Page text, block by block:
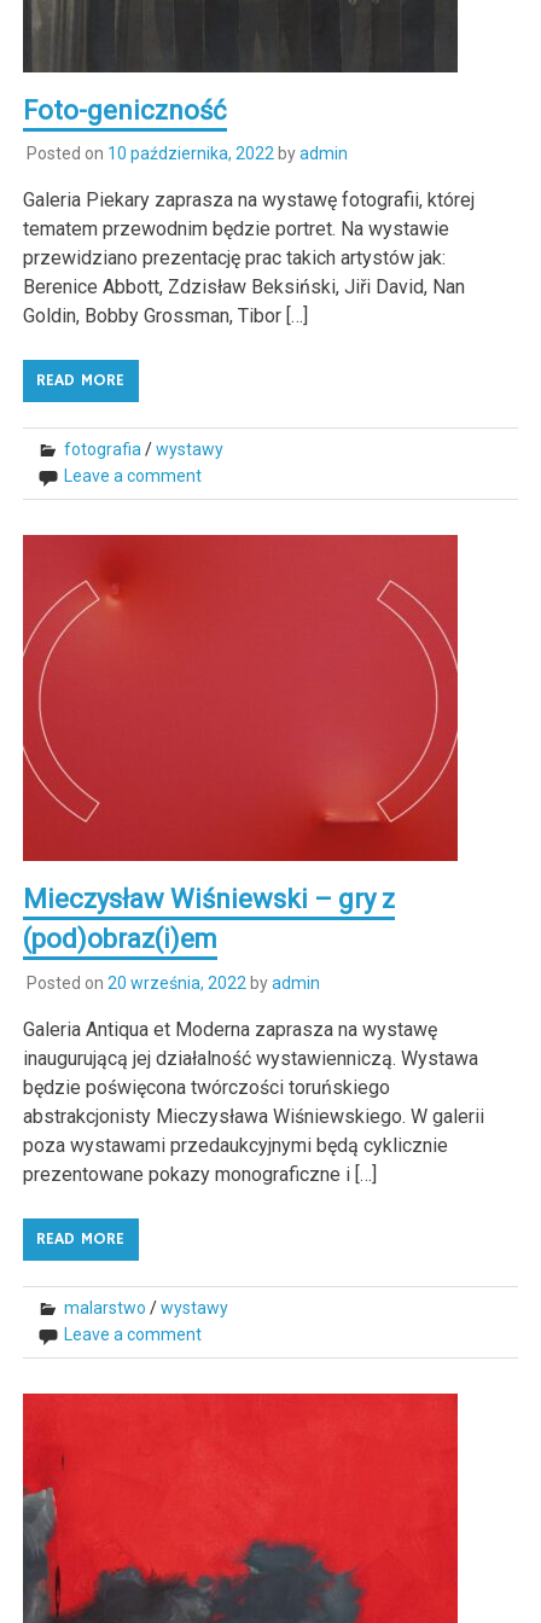
Foto-geniczność
Posted on 10 października, 2022byadmin
Galeria Piekary zaprasza na wystawę fotografii, której
tematem przewodnim będzie portret. Na wystawie
przewidziano prezentację prac takich artystów jak:
Berenice Abbott, Zdzisław Beksiński, Jiři David, Nan
Goldin, Bobby Grossman, Tibor […]
READ MORE
fotografia/wystawy
Leave a comment
Mieczysław Wiśniewski – gry z
(pod)obraz(i)em
Posted on 20 września, 2022 byadmin
Galeria Antiqua et Moderna zaprasza na wystawę
inaugurującą jej działalność wystawienniczą. Wystawa
będzie poświęcona twórczości toruńskiego
abstrakcjonisty Mieczysława Wiśniewskiego. W galerii
poza wystawami przedaukcyjnymi będą cyklicznie
prezentowane pokazy monograficzne i […]
READ MORE
malarstwo /wystawy
Leave a comment